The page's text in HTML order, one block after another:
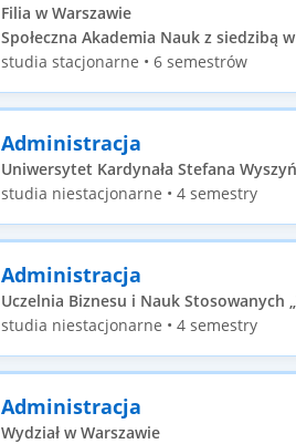
Filia w Warszawie
Społeczna Akademia Nauk z siedzibą
studia stacjonarne • 6 semestrów
Administracja
Uniwersytet Kardynała Stefana
studia niestacjonarne • 4 semestry
Administracja
Uczelnia Biznesu i Nauk Stosowanych
studia niestacjonarne • 4 semestry
Administracja
Wydział w Warszawie